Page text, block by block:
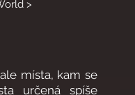
místa, kam se
určená spíše
>